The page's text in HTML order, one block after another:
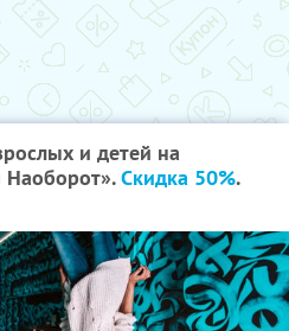
и детей на
Скидка 50%.